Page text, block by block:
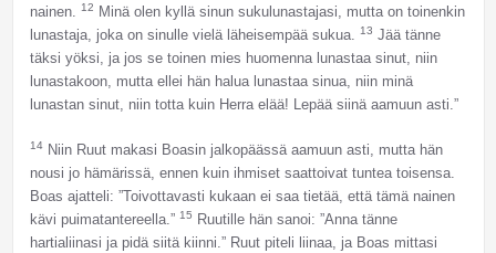
nainen. 12
Minä olen kyllä sinun sukulunastajasi, mutta on toinenkin
lunastaja, joka on sinulle vielä läheisempää sukua. 13 Jää tänne
täksi yöksi, ja jos se toinen mies huomenna lunastaa sinut, niin
lunastakoon, mutta ellei hän halua lunastaa sinua, niin minä
lunastan sinut, niin totta kuin Herra elää! Lepää siinä aamuun asti.”
14Niin Ruut makasi Boasin jalkopäässä aamuun asti, mutta hän
nousi jo hämärissä, ennen kuin ihmiset saattoivat tuntea toisensa.
Boas ajatteli: ”Toivottavasti kukaan ei saa tietää, että tämä nainen
kävi puimatantereella.” 15
Ruutille hän sanoi: ”Anna tänne
hartialiinasi ja pidä siitä kiinni.” Ruut piteli liinaa, ja Boas mittasi